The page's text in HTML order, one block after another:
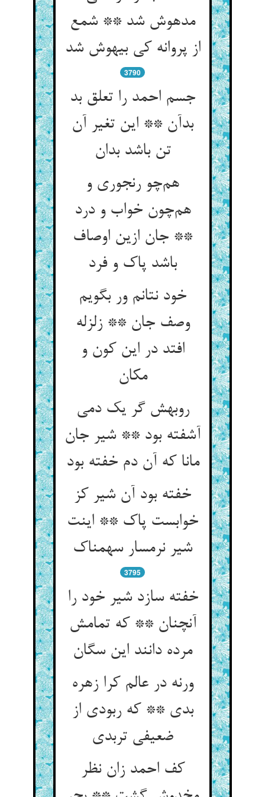
مدهوش شد ** شمع
از پروانه کی بیهوش شد
3790
جسم احمد را تعلق بد
بدآن ** این تغیر آن
تن باشد بدان
هم‌چو رنجوری و
هم‌چون خواب و درد
** جان ازین اوصاف
باشد پاک و فرد
خود نتانم ور بگويم
وصف جان ** زلزله
افتد در اين كون و
مكان
روبهش گر یک دمی
آشفته بود ** شیر جان
مانا که آن دم خفته بود
خفته بود آن شیر کز
خوابست پاک ** اینت
شیر نرمسار سهمناک
3795
خفته سازد شیر خود را
آنچنان ** که تمامش
مرده دانند این سگان
ورنه در عالم کرا زهره
بدی ** که ربودی از
ضعیفی تربدی
کف احمد زان نظر